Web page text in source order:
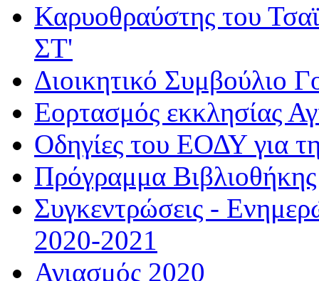
Καρυοθραύστης του
ΣΤ'
Διοικητικό Συμβούλιο
Εορτασμός εκκλησίας
Οδηγίες του ΕΟΔΥ για
Πρόγραμμα
Συγκεντρώσεις -
2020-2021
Αγιασμός 2020